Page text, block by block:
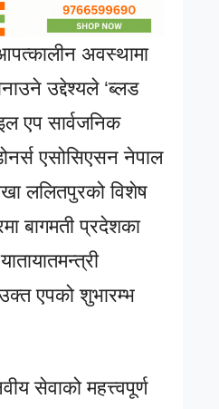
अवस्थामा
उद्देश्यले ‘ब्लड
एप सार्वजनिक
एसोसिएसन नेपाल
ललितपुरको विशेष
बागमती प्रदेशका
एपको शुभारम्भ
सेवाको महत्त्वपूर्ण